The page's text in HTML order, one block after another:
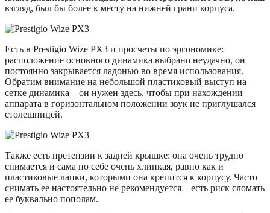
взгляд, был бы более к месту на нижней грани корпуса.
Есть в Prestigio Wize PX3 и просчеты по эргономике:
расположение основного динамика выбрано неудачно, он
постоянно закрывается ладонью во время использования.
Обратим внимание на небольшой пластиковый выступ на
сетке динамика – он нужен здесь, чтобы при нахождении
аппарата в горизонтальном положении звук не приглушался
столешницей.
Также есть претензии к задней крышке: она очень трудно
снимается и сама по себе очень хлипкая, равно как и
пластиковые лапки, которыми она крепится к корпусу. Часто
снимать ее настоятельно не рекомендуется – есть риск сломать
ее буквально пополам.